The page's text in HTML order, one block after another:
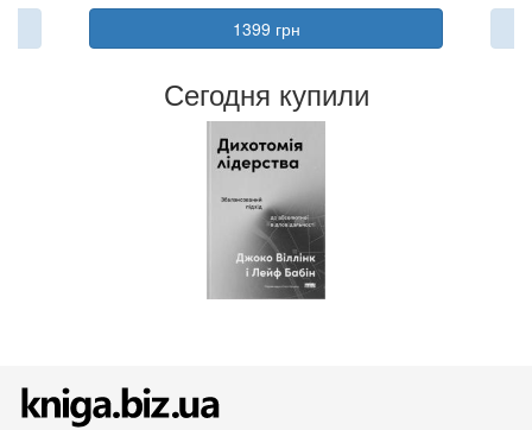
1399 грн
Сегодня купили